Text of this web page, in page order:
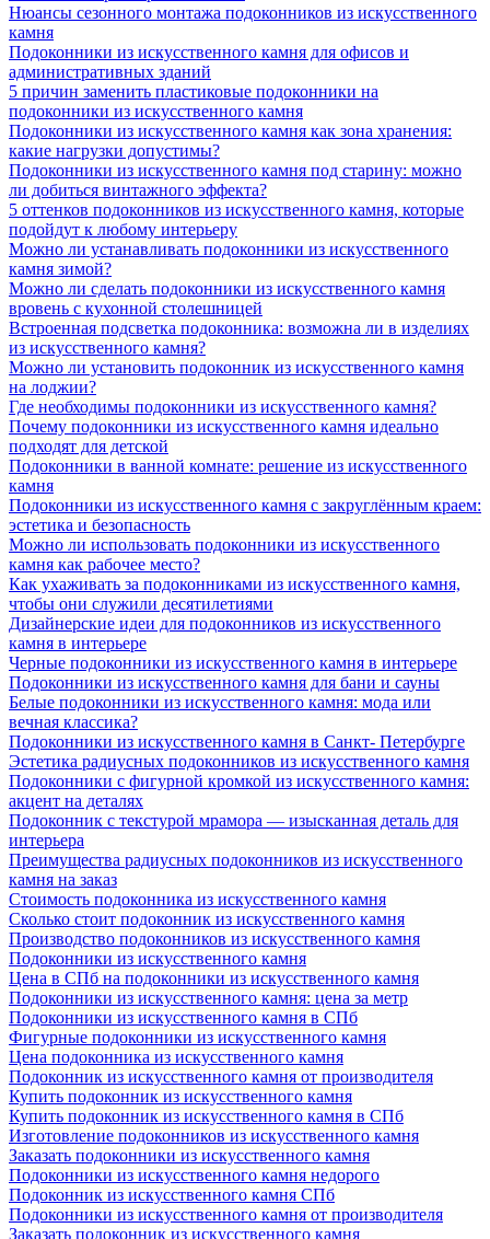
Нюансы сезонного монтажа подоконников из искусственного
камня
Подоконники из искусственного камня для офисов и
административных зданий
5 причин заменить пластиковые подоконники на
подоконники из искусственного камня
Подоконники из искусственного камня как зона хранения:
какие нагрузки допустимы?
Подоконники из искусственного камня под старину: можно
ли добиться винтажного эффекта?
5 оттенков подоконников из искусственного камня, которые
подойдут к любому интерьеру
Можно ли устанавливать подоконники из искусственного
камня зимой?
Можно ли сделать подоконники из искусственного камня
вровень с кухонной столешницей
Встроенная подсветка подоконника: возможна ли в изделиях
из искусственного камня?
Можно ли установить подоконник из искусственного камня
на лоджии?
Где необходимы подоконники из искусственного камня?
Почему подоконники из искусственного камня идеально
подходят для детской
Подоконники в ванной комнате: решение из искусственного
камня
Подоконники из искусственного камня с закруглённым краем:
эстетика и безопасность
Можно ли использовать подоконники из искусственного
камня как рабочее место?
Как ухаживать за подоконниками из искусственного камня,
чтобы они служили десятилетиями
Дизайнерские идеи для подоконников из искусственного
камня в интерьере
Черные подоконники из искусственного камня в интерьере
Подоконники из искусственного камня для бани и сауны
Белые подоконники из искусственного камня: мода или
вечная классика?
Подоконники из искусственного камня в Санкт- Петербурге
Эстетика радиусных подоконников из искусственного камня
Подоконники с фигурной кромкой из искусственного камня:
акцент на деталях
Подоконник с текстурой мрамора — изысканная деталь для
интерьера
Преимущества радиусных подоконников из искусственного
камня на заказ
Стоимость подоконника из искусственного камня
Сколько стоит подоконник из искусственного камня
Производство подоконников из искусственного камня
Подоконники из искусственного камня
Цена в СПб на подоконники из искусственного камня
Подоконники из искусственного камня: цена за метр
Подоконники из искусственного камня в СПб
Фигурные подоконники из искусственного камня
Цена подоконника из искусственного камня
Подоконник из искусственного камня от производителя
Купить подоконник из искусственного камня
Купить подоконник из искусственного камня в СПб
Изготовление подоконников из искусственного камня
Заказать подоконники из искусственного камня
Подоконники из искусственного камня недорого
Подоконник из искусственного камня СПб
Подоконники из искусственного камня от производителя
Заказать подоконник из искусственного камня